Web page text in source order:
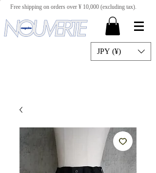
Free shipping on orders over ¥ 10,000 (excluding tax).
JPY (¥)